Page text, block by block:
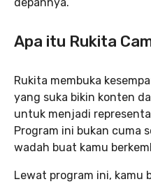
Apa itu Rukita
Rukita membuka
yang suka bikin konten
untuk menjadi
Program ini bukan cuma
wadah buat kamu
Lewat program ini, kamu